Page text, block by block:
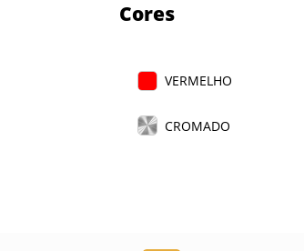
Cores
VERMELHO
CROMADO